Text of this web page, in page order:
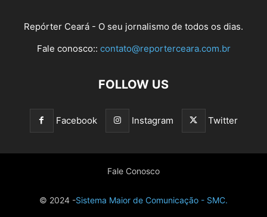
Repórter Ceará - O seu jornalismo de todos os dias.
Fale conosco:: contato@reporterceara.com.br
FOLLOW US
Facebook Instagram Twitter
Fale Conosco
© 2024 -Sistema Maior de Comunicação - SMC.